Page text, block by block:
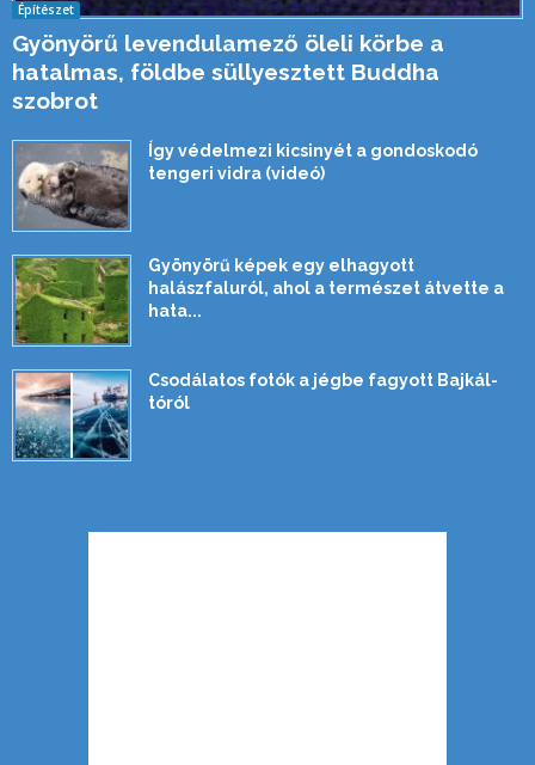
Építészet
Gyönyörű levendulamező öleli körbe a
hatalmas, földbe süllyesztett Buddha
szobrot
Így védelmezi kicsinyét a gondoskodó
tengeri vidra (videó)
Gyönyörű képek egy elhagyott
halászfaluról, ahol a természet átvette a
hata...
Csodálatos fotók a jégbe fagyott Bajkál-
tóról